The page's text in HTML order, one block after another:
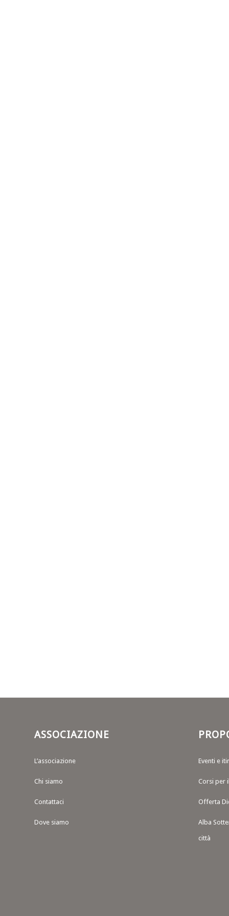
ASSOCIAZIONE
L’associazione
Chi siamo
Contattaci
Dove siamo
Eventi e
Corsi per
Offerta
Alba
città